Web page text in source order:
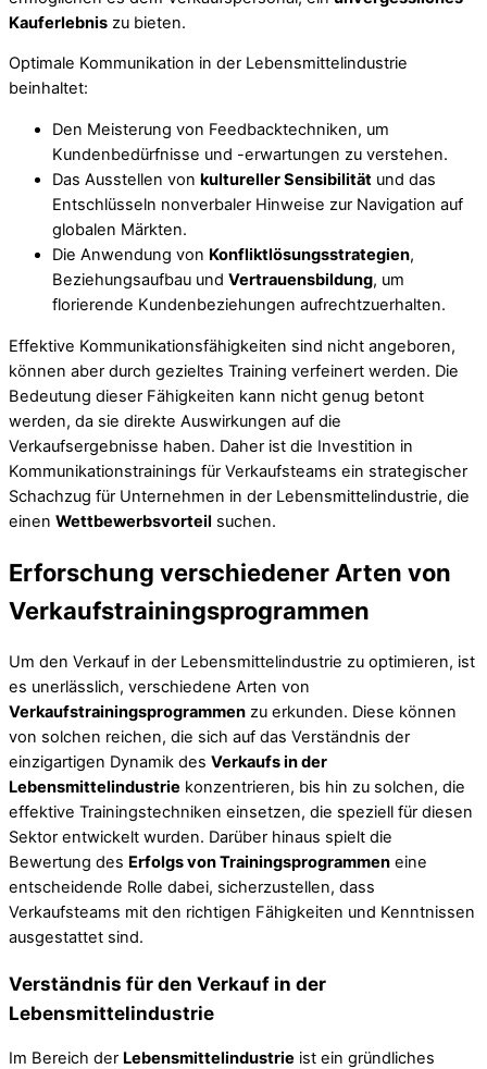
Kauferlebnis zu bieten.
Optimale Kommunikation in der Lebensmittelindustrie
beinhaltet:
Den Meisterung von Feedbacktechniken, um
Kundenbedürfnisse und -erwartungen zu verstehen.
Das Ausstellen von kultureller Sensibilität und das
Entschlüsseln nonverbaler Hinweise zur Navigation auf
globalen Märkten.
Die Anwendung von Konfliktlösungsstrategien,
Beziehungsaufbau und Vertrauensbildung, um
florierende Kundenbeziehungen aufrechtzuerhalten.
Effektive Kommunikationsfähigkeiten sind nicht angeboren,
können aber durch gezieltes Training verfeinert werden. Die
Bedeutung dieser Fähigkeiten kann nicht genug betont
werden, da sie direkte Auswirkungen auf die
Verkaufsergebnisse haben. Daher ist die Investition in
Kommunikationstrainings für Verkaufsteams ein strategischer
Schachzug für Unternehmen in der Lebensmittelindustrie, die
einen Wettbewerbsvorteil suchen.
Erforschung verschiedener Arten von
Verkaufstrainingsprogrammen
Um den Verkauf in der Lebensmittelindustrie zu optimieren, ist
es unerlässlich, verschiedene Arten von
Verkaufstrainingsprogrammen zu erkunden. Diese können
von solchen reichen, die sich auf das Verständnis der
einzigartigen Dynamik des Verkaufs in der
Lebensmittelindustrie konzentrieren, bis hin zu solchen, die
effektive Trainingstechniken einsetzen, die speziell für diesen
Sektor entwickelt wurden. Darüber hinaus spielt die
Bewertung des Erfolgs von Trainingsprogrammen eine
entscheidende Rolle dabei, sicherzustellen, dass
Verkaufsteams mit den richtigen Fähigkeiten und Kenntnissen
ausgestattet sind.
Verständnis für den Verkauf in der
Lebensmittelindustrie
Im Bereich der Lebensmittelindustrie ist ein gründliches